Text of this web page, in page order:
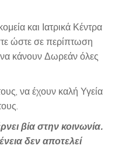
και Ιατρικά Κέντρα
ώστε σε περίπτωση
να κάνουν Δωρεάν όλες
να έχουν καλή Υγεία
βία στην κοινωνία.
δεν αποτελεί